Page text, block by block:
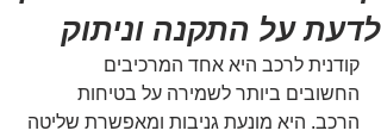
לדעת על התקנה וניתוק
קודנית לרכב היא אחד המרכיבים
החשובים ביותר לשמירה על בטיחות
הרכב. היא מונעת גניבות ומאפשרת שליטה